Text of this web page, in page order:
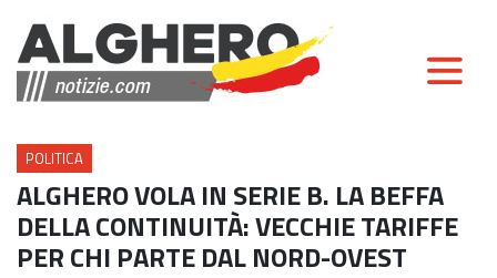
POLITICA
ALGHERO VOLA IN SERIE B. LA BEFFA
DELLA CONTINUITÀ: VECCHIE TARIFFE
PER CHI PARTE DAL NORD-OVEST